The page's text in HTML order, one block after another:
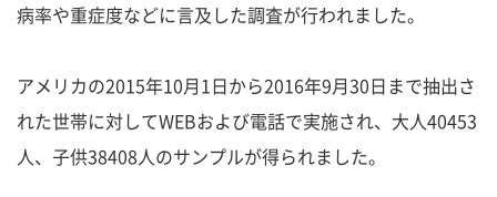
病率や重症度などに言及した調査が行われました。
アメリカの2015年10月1日から2016年9月30日まで抽出さ
れた世帯に対してWEBおよび電話で実施され、大人40453
人、子供38408人のサンプルが得られました。